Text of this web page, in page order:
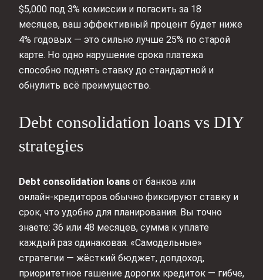
$5,000 под 3% комиссии и погасить за 18
месяцев, ваш эффективный процент будет ниже
4% годовых — это сильно лучше 25% по старой
карте. Но одно нарушение срока платежа
способно поднять ставку до стандартной и
обнулить всё преимущество.
Debt consolidation loans vs DIY
strategies
Debt consolidation loans от банков или
онлайн‑кредиторов обычно фиксируют ставку и
срок, что удобно для планирования. Вы точно
знаете: 36 или 48 месяцев, сумма к уплате
каждый раз одинаковая. «Самодельные»
стратегии — жёсткий бюджет, допдоход,
приоритетное гашение дорогих кредиток — гибче,